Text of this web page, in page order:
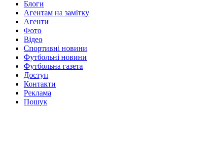
Блоги
Агентам на замітку
Агенти
Фото
Відео
Спортивні новини
Футбольні новини
Футбольна газета
Доступ
Контакти
Реклама
Пошук